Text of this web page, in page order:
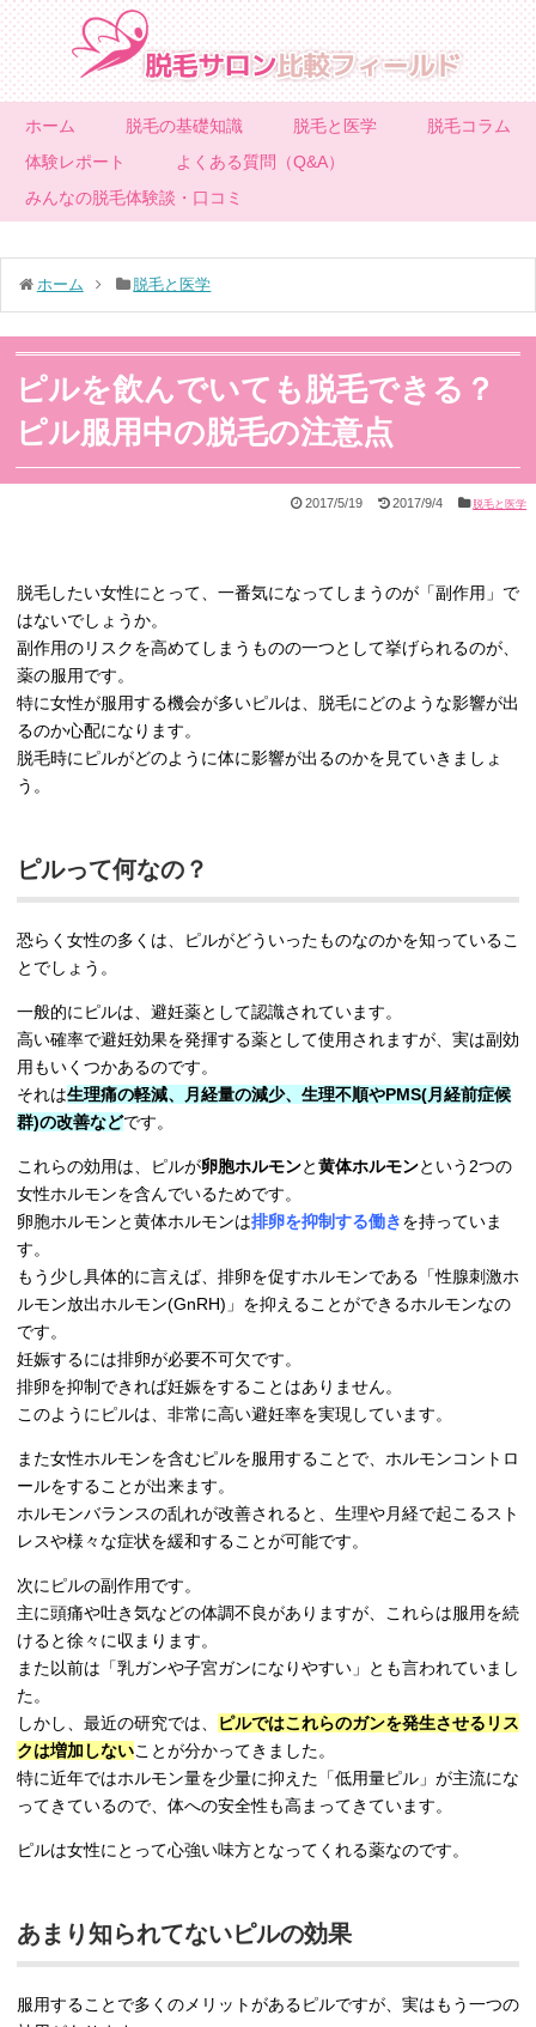
ホーム 脱毛の基礎知識 脱毛と医学
脱毛コラム
体験レポート
よくある質問（Q&A）
みんなの脱毛体験談・口コミ
ホーム 脱毛と医学
ピルを飲んでいても脱毛できる？
ピル服用中の脱毛の注意点
2017/5/19 2017/9/4 脱毛と医学
脱毛したい女性にとって、一番気になってしまうのが「副作用」で
はないでしょうか。
副作用のリスクを高めてしまうものの一つとして挙げられるのが、
薬の服用です。
特に女性が服用する機会が多いピルは、脱毛にどのような影響が出
るのか心配になります。
脱毛時にピルがどのように体に影響が出るのかを見ていきましょ
う。
ピルって何なの？
恐らく女性の多くは、ピルがどういったものなのかを知っているこ
とでしょう。
一般的にピルは、避妊薬として認識されています。
高い確率で避妊効果を発揮する薬として使用されますが、実は副効
用もいくつかあるのです。
それは生理痛の軽減、月経量の減少、生理不順やPMS(月経前症候
群)の改善などです。
これらの効用は、ピルが卵胞ホルモンと黄体ホルモンという2つの
女性ホルモンを含んでいるためです。
卵胞ホルモンと黄体ホルモンは排卵を抑制する働きを持っていま
す。
もう少し具体的に言えば、排卵を促すホルモンである「性腺刺激ホ
ルモン放出ホルモン(GnRH)」を抑えることができるホルモンなの
です。
妊娠するには排卵が必要不可欠です。
排卵を抑制できれば妊娠をすることはありません。
このようにピルは、非常に高い避妊率を実現しています。
また女性ホルモンを含むピルを服用することで、ホルモンコントロ
ールをすることが出来ます。
ホルモンバランスの乱れが改善されると、生理や月経で起こるスト
レスや様々な症状を緩和することが可能です。
次にピルの副作用です。
主に頭痛や吐き気などの体調不良がありますが、これらは服用を続
けると徐々に収まります。
また以前は「乳ガンや子宮ガンになりやすい」とも言われていまし
た。
しかし、最近の研究では、
ピルではこれらのガンを発生させるリス
クは増加しないことが分かってきました。
特に近年ではホルモン量を少量に抑えた「低用量ピル」が主流にな
ってきているので、体への安全性も高まってきています。
ピルは女性にとって心強い味方となってくれる薬なのです。
あまり知られてないピルの効果
服用することで多くのメリットがあるピルですが、実はもう一つの